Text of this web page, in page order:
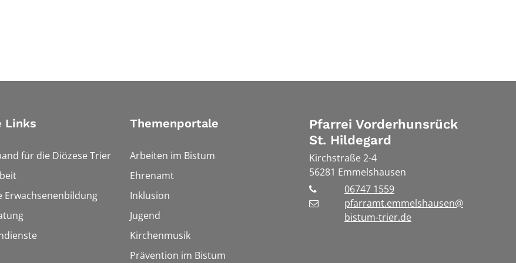
Links
für die Diözese Trier
Erwachsenenbildung
Themenportale
Arbeiten im Bistum
Ehrenamt
Inklusion
Jugend
Kirchenmusik
Prävention im Bistum
Pfarrei Vorderhunsrück
St. Hildegard
Kirchstraße 2-4
56281 Emmelshausen
06747 1559
pfarramt.emmelshausen@
bistum-trier.de